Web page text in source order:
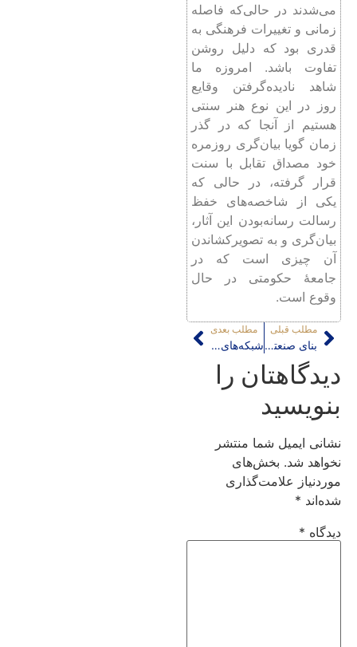
می‌شدند در حالی‌که فاصله
زمانی و تغییرات فرهنگی به
قدری بود که دلیل روشن
تفاوت باشد. امروزه ما
شاهد نادیده‌گرفتن وقایع
روز در این نوع هنر سنتی
هستیم از آنجا که در گذر
زمان گویا بیان‌گری روزمره
خود مصداق تقابل با سنت
قرار گرفته، در حالی که
یکی از شاخصه‌های خفظ
رسالت رسانه‌بودن این آثار،
بیان‌گری و به تصویرکشاندن
آن چیزی است که در
جامعۀ حکومتی در حال
وقوع است.
مطلب قبلی
بنای صنعتی سیلوی اهواز در فهرست آثار ملی ایران به ثبت رسید
مطلب بعدی
شبکه‌های اجتماعی مجازی، تیغ دودم (۱)
دیدگاهتان را
بنویسید
نشانی ایمیل شما منتشر
نخواهد شد. بخش‌های
موردنیاز علامت‌گذاری
شده‌اند *
دیدگاه *